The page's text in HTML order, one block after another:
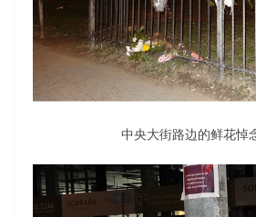
中央大街路边的鲜花悼